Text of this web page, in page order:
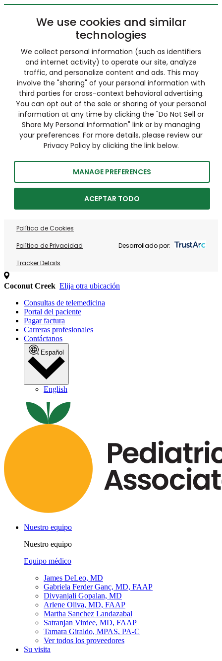
We use cookies and similar
technologies
We collect personal information (such as identifiers
and internet activity) to operate our site, analyze
traffic, and personalize content and ads. This may
involve the "sharing" of your personal information with
third parties for cross-context behavioral advertising.
You can opt out of the sale or sharing of your personal
information at any time by clicking the "Do Not Sell or
Share My Personal Information" link or by managing
your preferences. For more details, please review our
Privacy Policy by clicking the link below.
MANAGE PREFERENCES
ACEPTAR TODO
Política de Cookies
Política de Privacidad
Tracker Details
Desarrollado por:
Coconut Creek Elija otra ubicación
Consultas de telemedicina
Portal del paciente
Pagar factura
Carreras profesionales
Contáctanos
Español
English
Nuestro equipo
Nuestro equipo
Equipo médico
James DeLeo, MD
Gabriela Ferder Ganc, MD, FAAP
Divyanjali Gopalan, MD
Arlene Oliva, MD, FAAP
Martha Sanchez Landazabal
Satranjan Virdee, MD, FAAP
Tamara Giraldo, MPAS, PA-C
Ver todos los proveedores
Su visita